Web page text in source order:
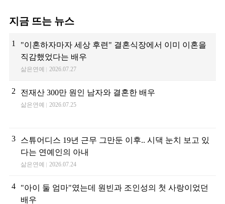
지금 뜨는 뉴스
1
"이혼하자마자 세상 후련" 결혼식장에서 이미 이혼을
직감했었다는 배우
삶은연예 2026.07.27
2 전재산 300만 원인 남자와 결혼한 배우
삶은연예 2026.07.25
3
스튜어디스 19년 근무 그만둔 이후.. 시댁 눈치 보고 있
다는 연예인의 아내
삶은연예 2026.07.24
4
"아이 둘 엄마"였는데 원빈과 조인성의 첫 사랑이었던
배우